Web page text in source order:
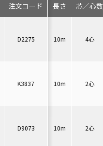
注文コード
D2275
K3837
D9073
長さ 芯／心数
10m 4心
10m 2心
10m 2心